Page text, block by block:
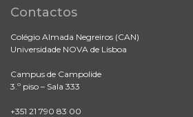
Contactos
Colégio Almada Negreiros (CAN)
Universidade NOVA de Lisboa
Campus de Campolide
3.º piso – Sala 333
+351 21 790 83 00